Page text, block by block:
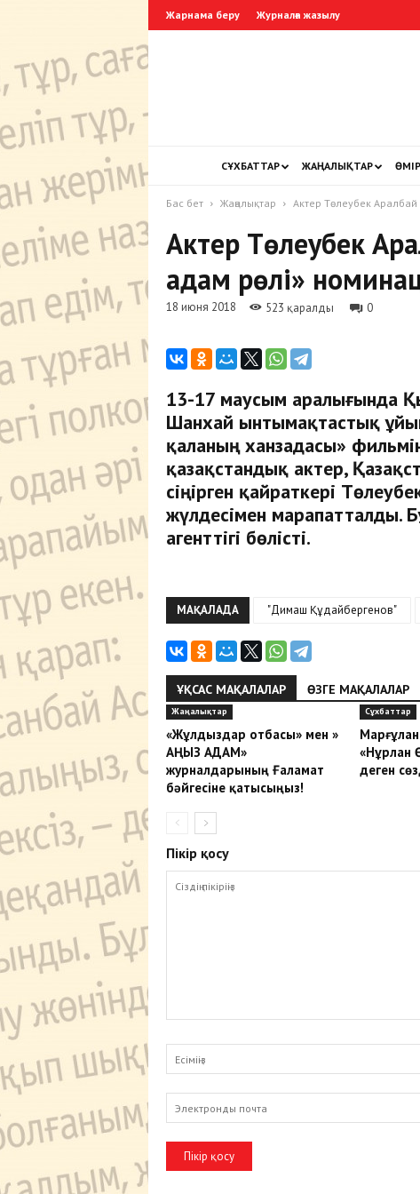
Жарнама беру Журналға жазылу
СҰХБАТТАР ЖАҢАЛЫҚТАР
Бас бет Жаңалықтар Актер Төлеубек
Актер Төлеубек
адам рөлі»
18 июня 2018 523 қаралды 0
13-17 маусым аралығында
Шанхай ынтымақтастық
қаланың ханзадасы»
қазақстандық актер,
сіңірген қайраткері
жүлдесімен марапатталды.
агенттігі бөлісті.
МАҚАЛАДА "Димаш Құдайбергенов"
ҰҚСАС МАҚАЛАЛАР ӨЗГЕ МАҚАЛАЛАР
Жаңалықтар
«Жұлдыздар отбасы» мен »
АҢЫЗ АДАМ»
журналдарының Ғаламат
бәйгесіне қатысыңыз!
Сұхбаттар
«Нұрлан
деген
Пікір қосу